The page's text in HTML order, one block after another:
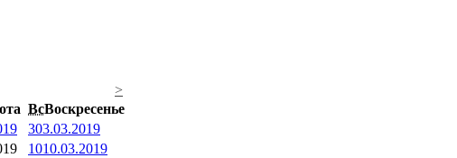
>
ВсВоскресенье
303.03.2019
1010.03.2019